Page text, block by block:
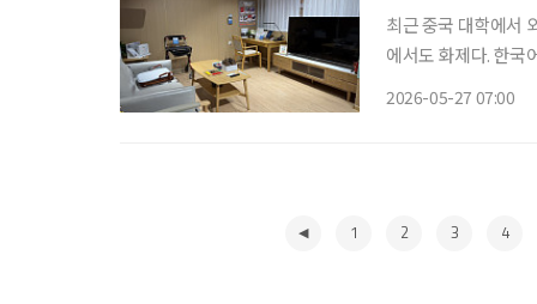
최근 중국 대학에서
에서도 화제다. 한국
2026-05-27 07:00
1 2 3 4